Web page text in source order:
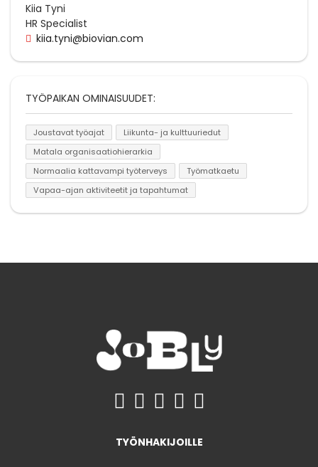
Kiia Tyni
HR Specialist
kiia.tyni@biovian.com
TYÖPAIKAN OMINAISUUDET:
Joustavat työajat
Liikunta- ja kulttuuriedut
Matala organisaatiohierarkia
Normaalia kattavampi työterveys
Työmatkaetu
Vapaa-ajan aktiviteetit ja tapahtumat
TYÖNHAKIJOILLE